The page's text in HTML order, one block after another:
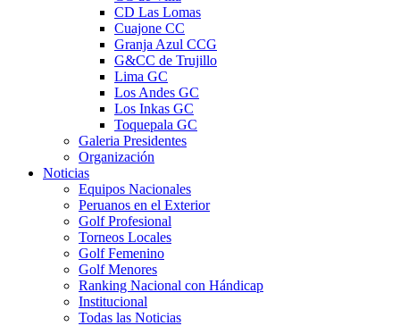
CD Las Lomas
Cuajone CC
Granja Azul CCG
G&CC de Trujillo
Lima GC
Los Andes GC
Los Inkas GC
Toquepala GC
Galeria Presidentes
Organización
Noticias
Equipos Nacionales
Peruanos en el Exterior
Golf Profesional
Torneos Locales
Golf Femenino
Golf Menores
Ranking Nacional con Hándicap
Institucional
Todas las Noticias